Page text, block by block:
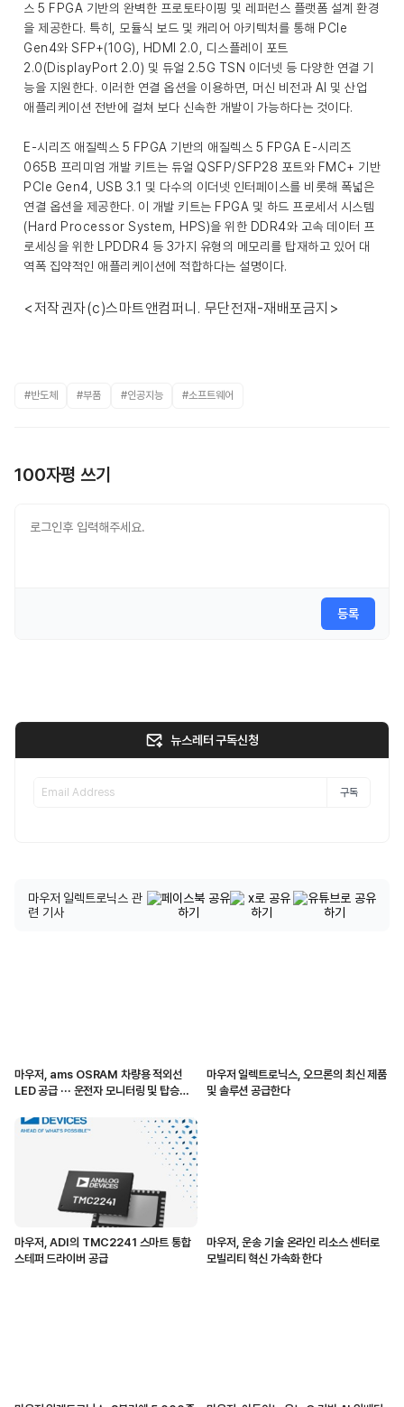
스 5 FPGA 기반의 완벽한 프로토타이핑 및 레퍼런스 플랫폼 설계 환경
을 제공한다. 특히, 모듈식 보드 및 캐리어 아키텍처를 통해 PCIe
Gen4와 SFP+(10G), HDMI 2.0, 디스플레이 포트
2.0(DisplayPort 2.0) 및 듀얼 2.5G TSN 이더넷 등 다양한 연결 기
능을 지원한다. 이러한 연결 옵션을 이용하면, 머신 비전과 AI 및 산업
애플리케이션 전반에 걸쳐 보다 신속한 개발이 가능하다는 것이다.
E-시리즈 애질렉스 5 FPGA 기반의 애질렉스 5 FPGA E-시리즈
065B 프리미엄 개발 키트는 듀얼 QSFP/SFP28 포트와 FMC+ 기반
PCIe Gen4, USB 3.1 및 다수의 이더넷 인터페이스를 비롯해 폭넓은
연결 옵션을 제공한다. 이 개발 키트는 FPGA 및 하드 프로세서 시스템
(Hard Processor System, HPS)을 위한 DDR4와 고속 데이터 프
로세싱을 위한 LPDDR4 등 3가지 유형의 메모리를 탑재하고 있어 대
역폭 집약적인 애플리케이션에 적합하다는 설명이다.
<저작권자(c)스마트앤컴퍼니. 무단전재-재배포금지>
#반도체 #부품 #인공지능 #소프트웨어
100자평 쓰기
등록
뉴스레터 구독신청
구독
마우저 일렉트로닉스 관
련 기사
마우저, ams OSRAM 차량용 적외선
LED 공급 ··· 운전자 모니터링 및 탑승자
마우저 일렉트로닉스, 오므론의 최신 제품
및 솔루션 공급한다
마우저, ADI의 TMC2241 스마트 통합
스테퍼 드라이버 공급
마우저, 운송 기술 온라인 리소스 센터로
모빌리티 혁신 가속화 한다